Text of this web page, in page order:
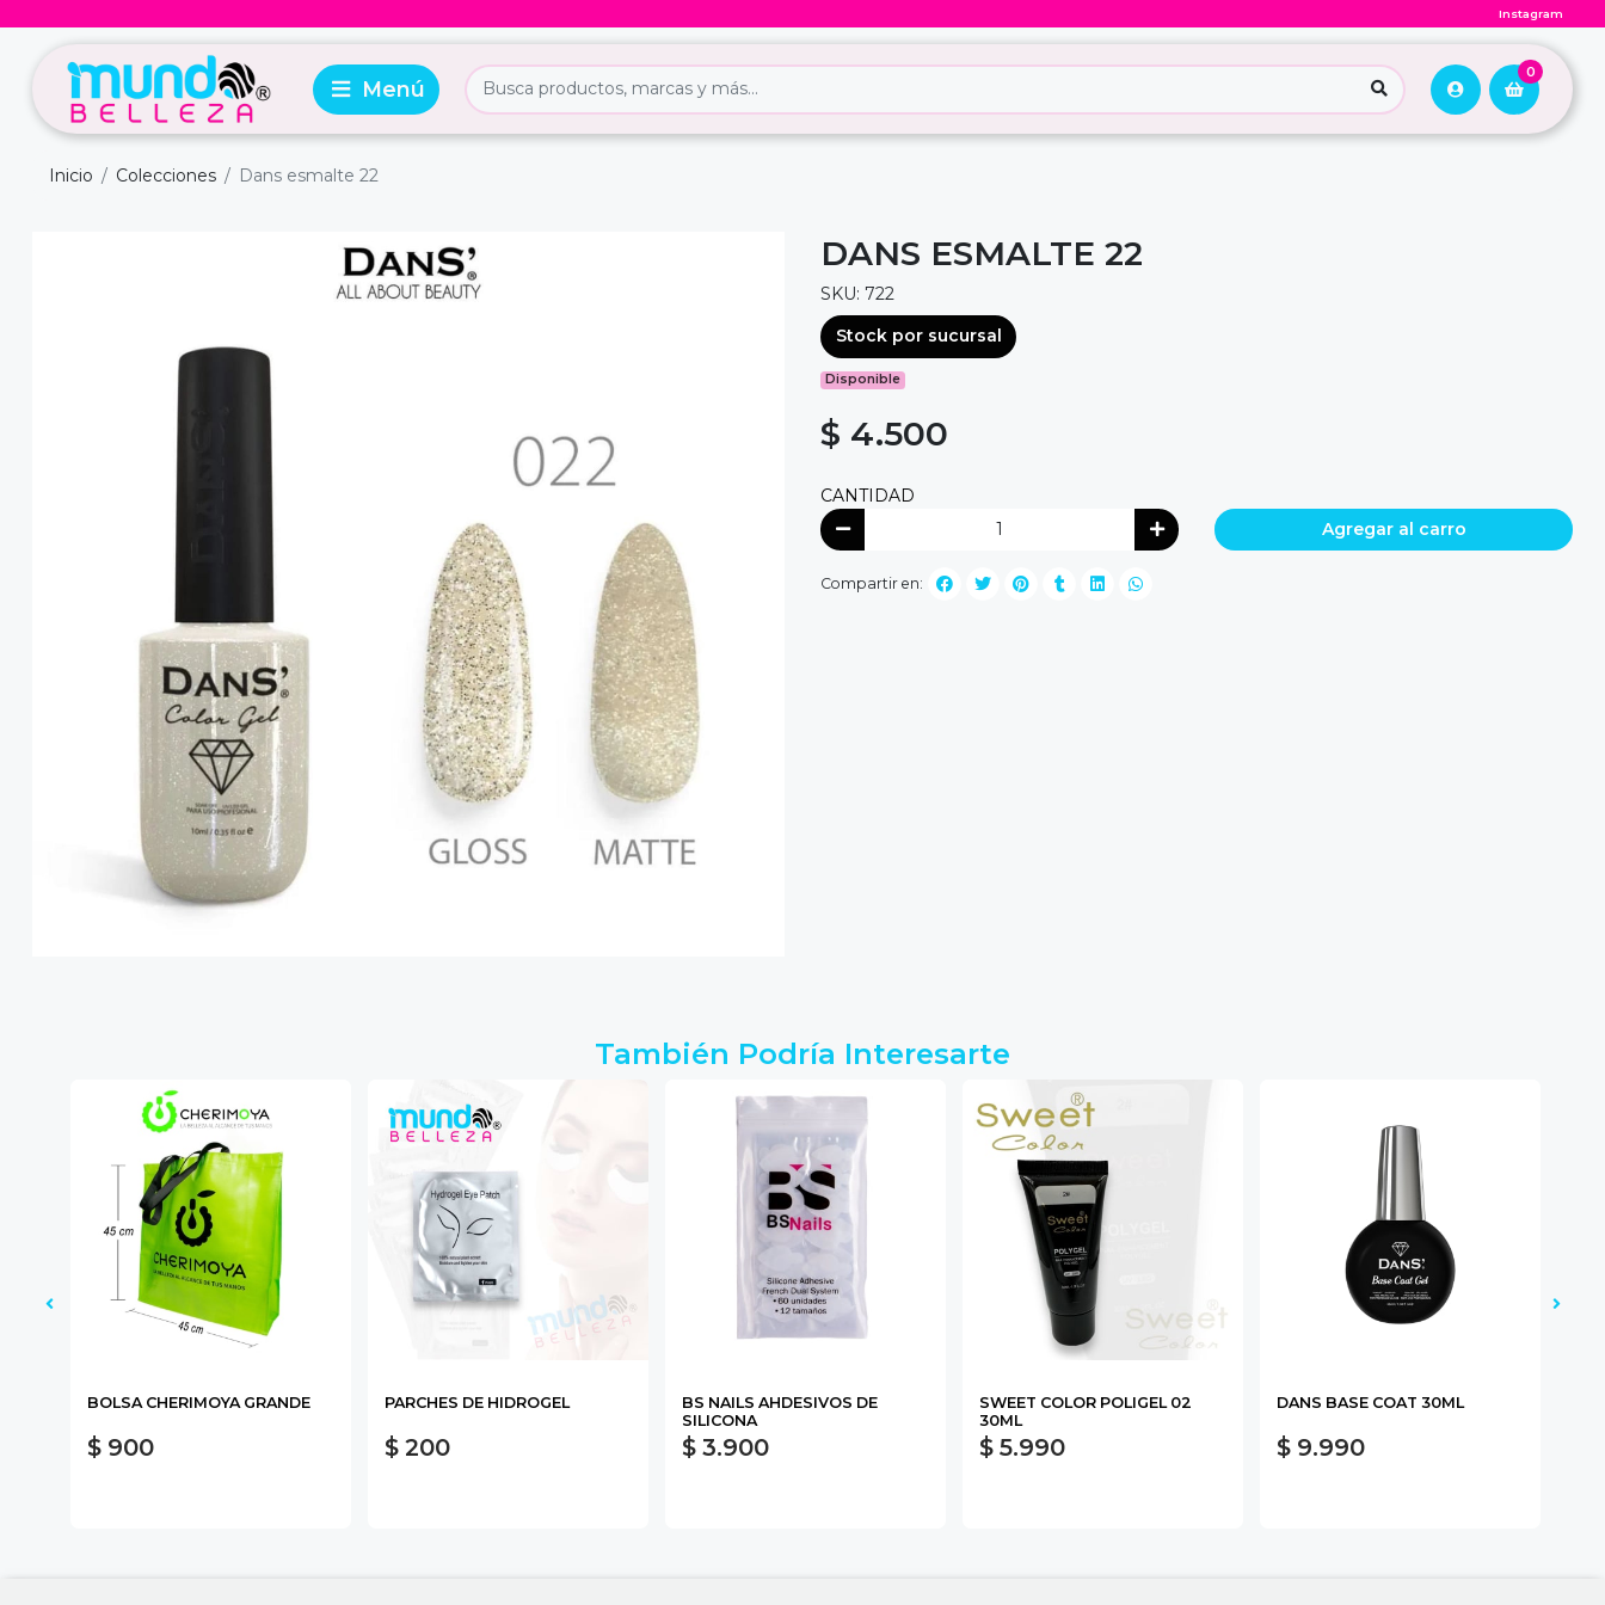
Instagram
0
Inicio Colecciones Dans esmalte 22
DANS ESMALTE 22
SKU: 722
Stock por sucursal
Disponible
$ 4.500
CANTIDAD
Agregar al carro
Compartir en:
También Podría Interesarte
BOLSA CHERIMOYA GRANDE
$ 900
PARCHES DE HIDROGEL
$ 200
BS NAILS AHDESIVOS DE
SILICONA
$ 3.900
SWEET COLOR POLIGEL 02
30ML
$ 5.990
DANS BASE COAT 30ML
$ 9.990